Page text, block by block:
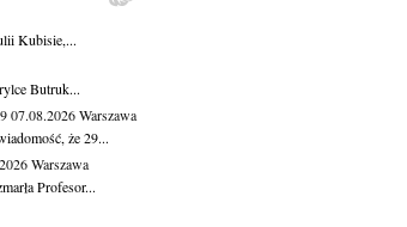
Kubisie,...
Butruk...
07.08.2026Warszawa
że 29...
Warszawa
Profesor...